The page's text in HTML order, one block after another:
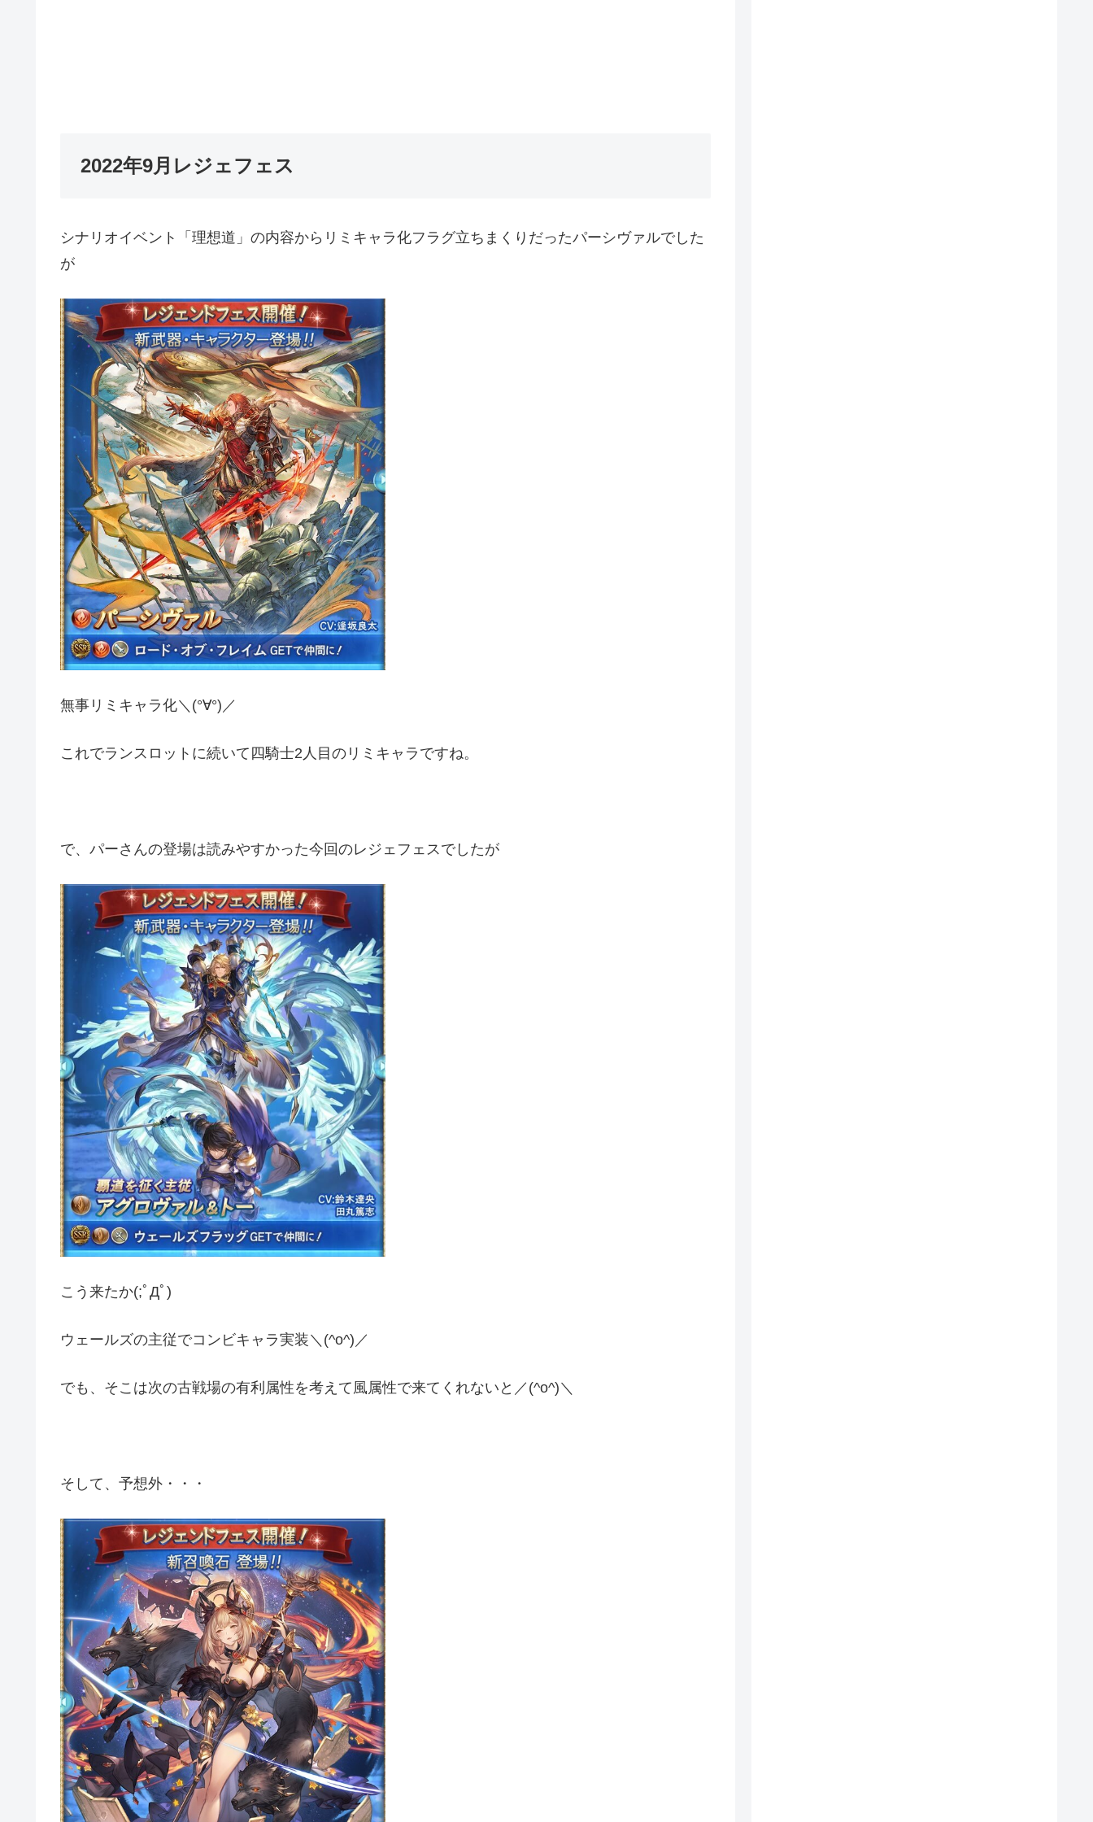
2022年9月レジェフェス
シナリオイベント「理想道」の内容からリミキャラ化フラグ立ちまくりだったパーシヴァルでした
が
無事リミキャラ化＼(°∀°)／
これでランスロットに続いて四騎士2人目のリミキャラですね。
で、パーさんの登場は読みやすかった今回のレジェフェスでしたが
こう来たか(;ﾟДﾟ)
ウェールズの主従でコンビキャラ実装＼(^o^)／
でも、そこは次の古戦場の有利属性を考えて風属性で来てくれないと／(^o^)＼
そして、予想外・・・